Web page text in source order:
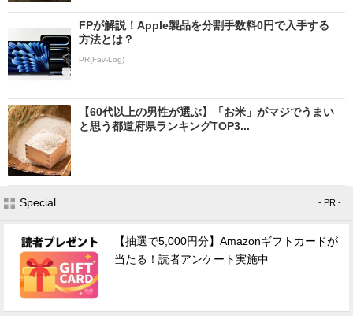
FPが解説！Apple製品を分割手数料0円で入手する
方法とは？
PR(Fav-Log)
【60代以上の男性が選ぶ】「お米」がマジでうまい
と思う都道府県ランキングTOP3...
Special - PR -
【抽選で5,000円分】Amazonギフトカードが
当たる！読者アンケート実施中